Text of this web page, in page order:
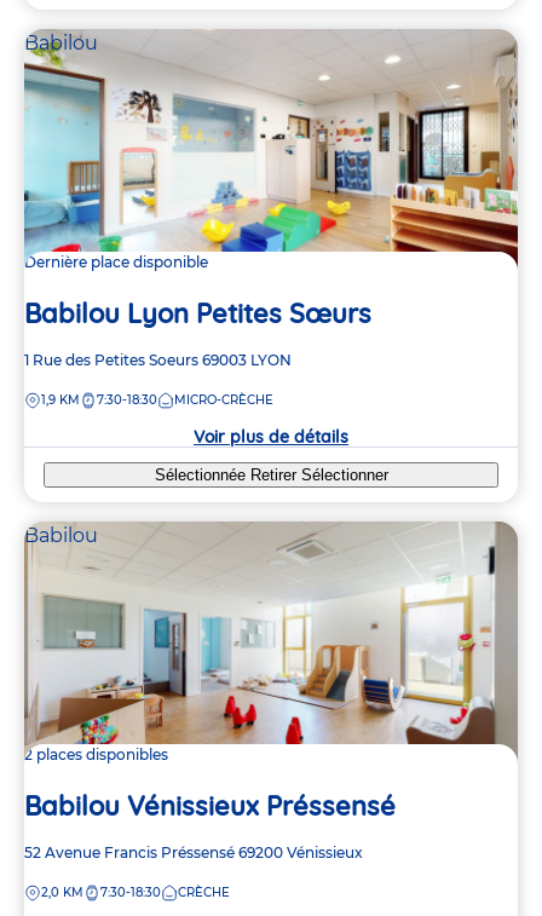
Babilou
Dernière place disponible
Babilou Lyon Petites Sœurs
Adresse
la
1 Rue des Petites Soeurs 69003 LYON
DISTANCE
1,9 KM 7:30-18:30 MICRO-CRÈCHE
Voir plus de détails
Sélectionnée Retirer Sélectionner
Babilou
2 places disponibles
Babilou Vénissieux Préssensé
Adresse
la
52 Avenue Francis Préssensé 69200 Vénissieux
DISTANCE
2,0 KM 7:30-18:30 CRÈCHE